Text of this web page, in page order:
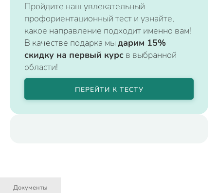
Пройдите наш увлекательный
профориентационный тест и узнайте,
какое направление подходит именно вам!
В качестве подарка мы дарим 15%
скидку на первый курс в выбранной
области!
ПЕРЕЙТИ К ТЕСТУ
Документы